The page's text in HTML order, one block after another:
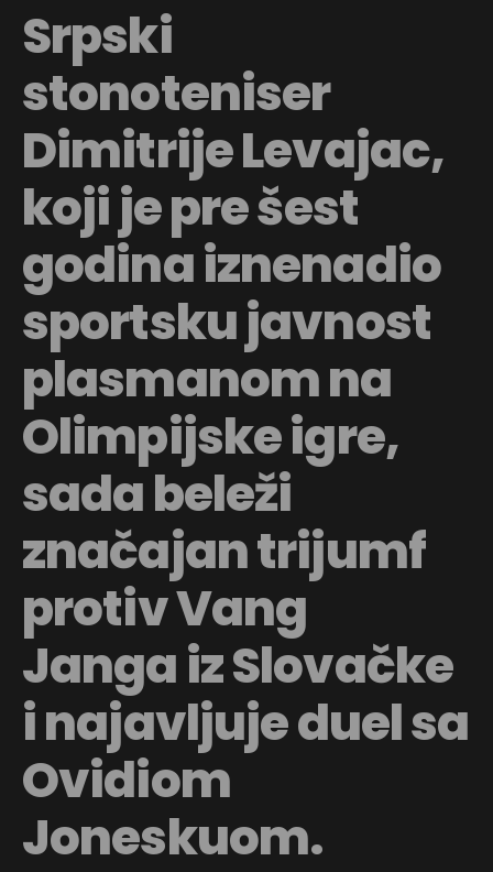
Srpski
stonoteniser
Dimitrije Levajac,
koji je pre šest
godina iznenadio
sportsku javnost
plasmanom na
Olimpijske igre,
sada beleži
značajan trijumf
protiv Vang
Janga iz Slovačke
i najavljuje duel sa
Ovidiom
Joneskuom.